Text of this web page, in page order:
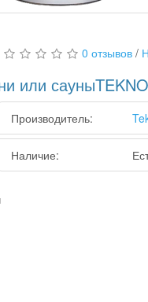
0 отзывов /
или
Производитель:
Наличие: